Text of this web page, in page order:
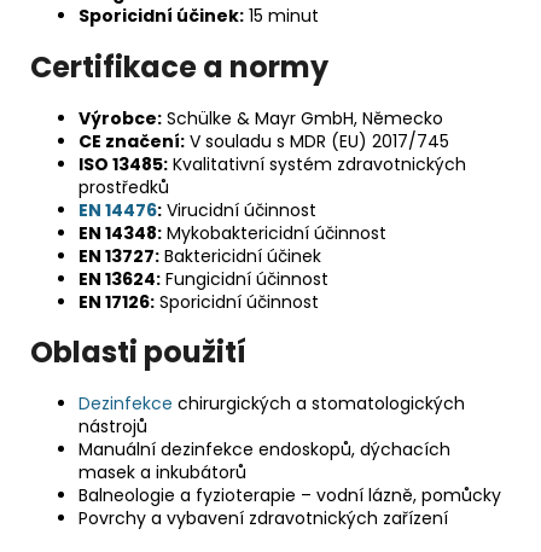
Sporicidní účinek: 15 minut
Certifikace a normy
Výrobce: Schülke & Mayr GmbH, Německo
CE značení: V souladu s MDR (EU) 2017/745
ISO 13485: Kvalitativní systém zdravotnických
prostředků
EN 14476: Virucidní účinnost
EN 14348: Mykobaktericidní účinnost
EN 13727: Baktericidní účinek
EN 13624: Fungicidní účinnost
EN 17126: Sporicidní účinnost
Oblasti použití
Dezinfekce chirurgických a stomatologických
nástrojů
Manuální dezinfekce endoskopů, dýchacích
masek a inkubátorů
Balneologie a fyzioterapie – vodní lázně, pomůcky
Povrchy a vybavení zdravotnických zařízení